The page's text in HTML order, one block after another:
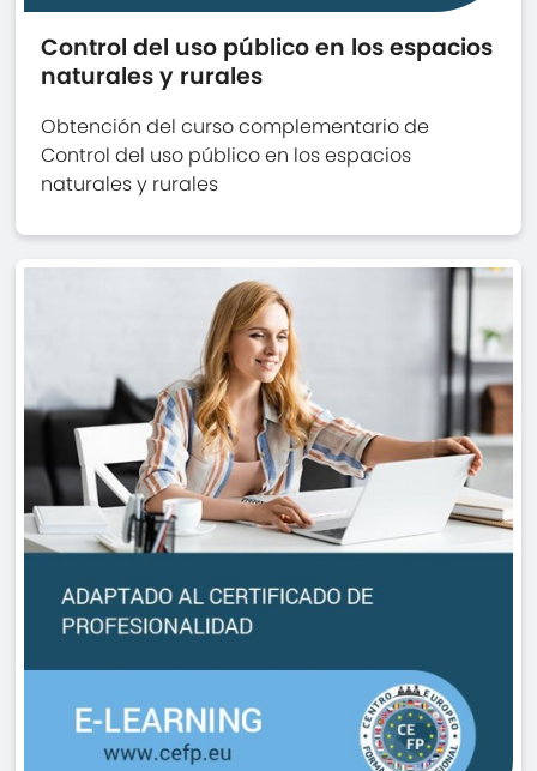
Control del uso público en los espacios
naturales y rurales
Obtención del curso complementario de
Control del uso público en los espacios
naturales y rurales